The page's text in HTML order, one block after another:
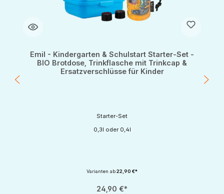
um die Anzahl zu erhöhen oder zu reduzieren.
Emil - Kindergarten & Schulstart Starter-Set -
BIO Brotdose, Trinkflasche mit Trinkcap &
Ersatzverschlüsse für Kinder
Starter-Set
0,3l oder 0,4l
Varianten ab22,90 €*
24,90 €*